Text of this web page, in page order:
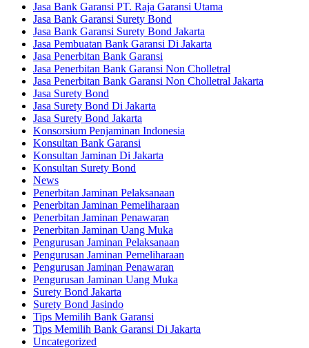
Jasa Bank Garansi PT. Raja Garansi Utama
Jasa Bank Garansi Surety Bond
Jasa Bank Garansi Surety Bond Jakarta
Jasa Pembuatan Bank Garansi Di Jakarta
Jasa Penerbitan Bank Garansi
Jasa Penerbitan Bank Garansi Non Cholletral
Jasa Penerbitan Bank Garansi Non Cholletral Jakarta
Jasa Surety Bond
Jasa Surety Bond Di Jakarta
Jasa Surety Bond Jakarta
Konsorsium Penjaminan Indonesia
Konsultan Bank Garansi
Konsultan Jaminan Di Jakarta
Konsultan Surety Bond
News
Penerbitan Jaminan Pelaksanaan
Penerbitan Jaminan Pemeliharaan
Penerbitan Jaminan Penawaran
Penerbitan Jaminan Uang Muka
Pengurusan Jaminan Pelaksanaan
Pengurusan Jaminan Pemeliharaan
Pengurusan Jaminan Penawaran
Pengurusan Jaminan Uang Muka
Surety Bond Jakarta
Surety Bond Jasindo
Tips Memilih Bank Garansi
Tips Memilih Bank Garansi Di Jakarta
Uncategorized